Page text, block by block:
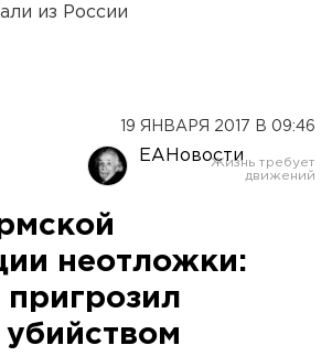
из России
19 ЯНВАРЯ 2017 В 09:46
ЕАНовости
неотложки: